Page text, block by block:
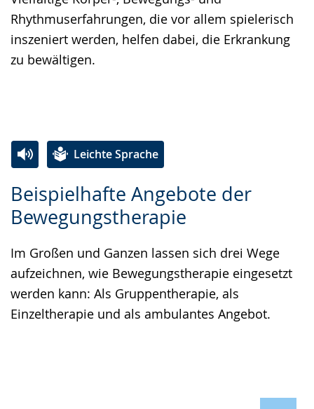
Rhythmuserfahrungen, die vor allem spielerisch
inszeniert werden, helfen dabei, die Erkrankung
zu bewältigen.
Beispielhafte Angebote der
Bewegungstherapie
Im Großen und Ganzen lassen sich drei Wege
aufzeichnen, wie Bewegungstherapie eingesetzt
werden kann: Als Gruppentherapie, als
Einzeltherapie und als ambulantes Angebot.
Leichte Sprache
Leichten
Sprache
Audio-
Unterstützung.
Video
in
Gebärdensprache
wird
angezeigt.